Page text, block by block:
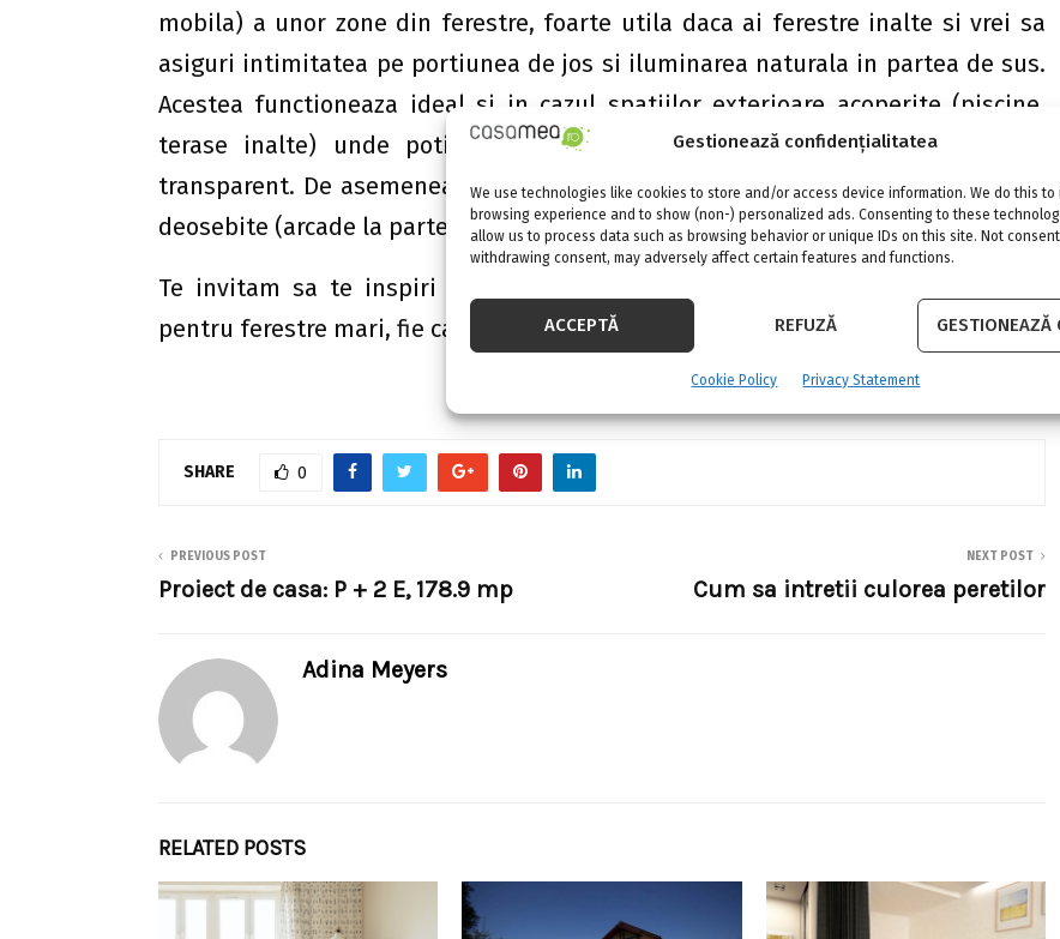
Gestionează confidențialitatea
We use technologies like cookies to store and/or access device information. We do this to
browsing experience and to show (non-) personalized ads. Consenting to these
allow us to process data such as browsing behavior or unique IDs on this site. Not
withdrawing consent, may adversely affect certain features and functions.
ACCEPTĂ REFUZĂ GESTIONEAZĂ
Cookie Policy Privacy Statement
mobila) a unor zone din ferestre, foarte utila daca ai ferestre inalte si vrei sa
asiguri intimitatea pe portiunea de jos si iluminarea naturala in partea de sus.
Acestea functioneaza ideal si in cazul spatiilor exterioare acoperite (piscine,
terase inalte) unde poti lasa liber spatiul de jos si plafonul, daca este
transparent. De asemenea, ele pot fi aplicate si pentru ferestre mari cu forme
deosebite (arcade la partea superioara, de exemplu).
Te invitam sa te inspiri din galeria articolului unde vei gasi diverse solutii
pentru ferestre mari, fie ca sunt rectangulare sau mai deosebite.
SHARE 0
PREVIOUS POST
Proiect de casa: P + 2 E, 178.9 mp
NEXT POST
Cum sa intretii culorea peretilor
Adina Meyers
RELATED POSTS